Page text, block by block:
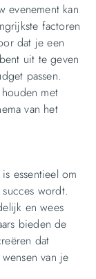
evenement kan
factoren
dat je een
uit te geven
passen.
met
van het
essentieel om
wordt.
en wees
bieden de
dat
van je